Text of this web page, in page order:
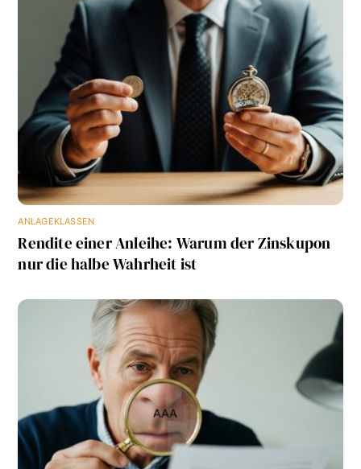
ANLAGEKLASSEN
Rendite einer Anleihe: Warum der Zinskupon
nur die halbe Wahrheit ist